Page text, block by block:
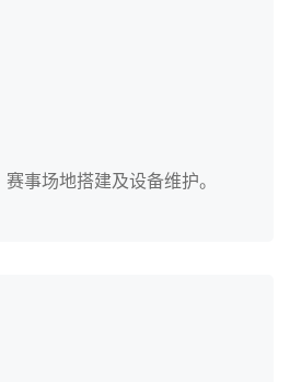
事场地搭建及设备维护。